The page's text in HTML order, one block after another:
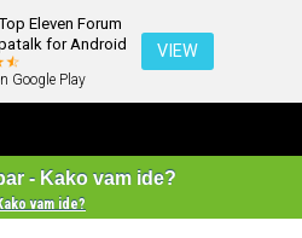
Eleven Forum
for Android
Google Play
VIEW
- Kako vam ide?
vam ide?